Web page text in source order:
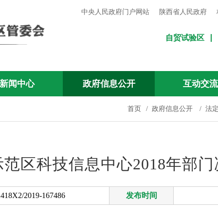
中央人民政府门户网站 陕西省人民政府
自贸试验区
新闻中心 政府信息公开 互动交流
首页 / 政府信息公开 / 法
区科技信息中心2018年部
2019-167486 发布时间